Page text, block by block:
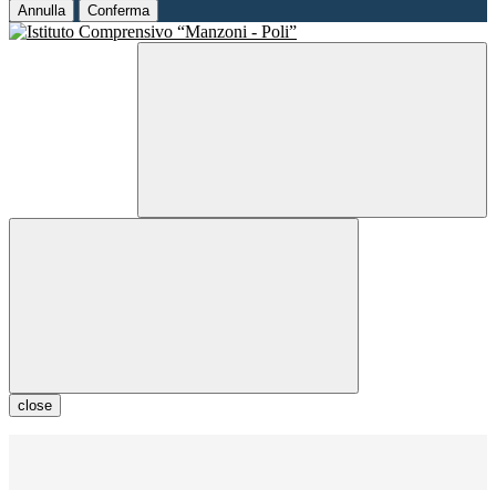
Annulla Conferma
close